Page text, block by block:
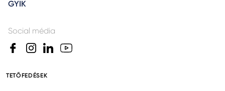
GYIK
Social média
TETŐFEDÉSEK